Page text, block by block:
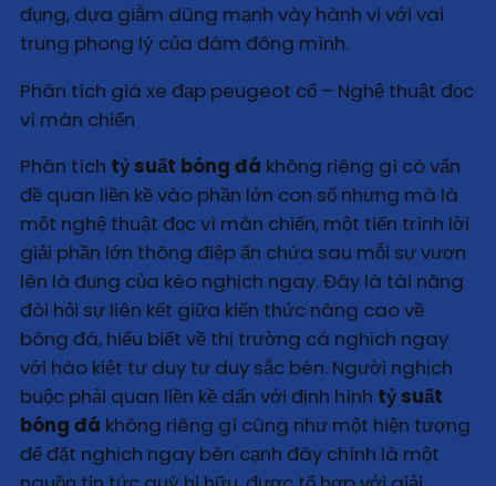
đụng, dựa giẫm dũng mạnh vày hành vi với vai
trung phong lý của đám đông mình.
Phân tích giá xe đạp peugeot cổ – Nghệ thuật đọc
vì màn chiến
Phân tích tỷ suất bóng đá không riêng gì có vấn
đề quan liền kề vào phần lớn con số nhưng mà là
một nghệ thuật đọc vì màn chiến, một tiến trình lời
giải phần lớn thông điệp ẩn chứa sau mỗi sự vươn
lên là đụng của kèo nghịch ngay. Đây là tài năng
đòi hỏi sự liên kết giữa kiến thức nâng cao về
bóng đá, hiểu biết về thị trường cá nghịch ngay
với hào kiệt tư duy tư duy sắc bén. Người nghịch
buộc phải quan liền kề dấn với định hình tỷ suất
bóng đá không riêng gì cũng như một hiện tượng
để đặt nghịch ngay bên cạnh đây chính là một